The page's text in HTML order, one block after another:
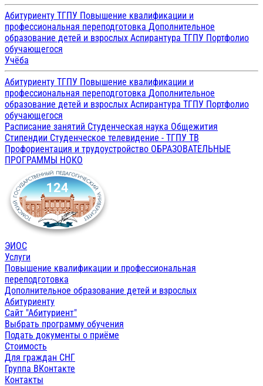
Абитуриенту ТГПУ Повышение квалификации и
профессиональная переподготовка Дополнительное
образование детей и взрослых Аспирантура ТГПУ Портфолио
обучающегося
Учёба
Абитуриенту ТГПУ Повышение квалификации и
профессиональная переподготовка Дополнительное
образование детей и взрослых Аспирантура ТГПУ Портфолио
обучающегося
Расписание занятий Студенческая наука Общежития
Стипендии Студенческое телевидение - ТГПУ ТВ
Профориентация и трудоустройство ОБРАЗОВАТЕЛЬНЫЕ
ПРОГРАММЫ НОКО
ЭИОС
Услуги
Повышение квалификации и профессиональная
переподготовка
Дополнительное образование детей и взрослых
Абитуриенту
Сайт "Абитуриент"
Выбрать программу обучения
Подать документы о приёме
Стоимость
Для граждан СНГ
Группа ВКонтакте
Контакты